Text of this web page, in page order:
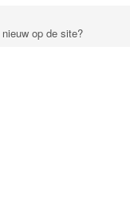
op de site?